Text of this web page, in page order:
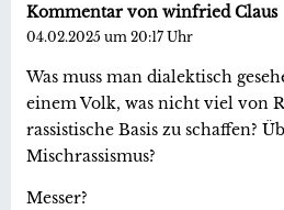
Kommentar von winfried Claus
04.02.2025 um 20:17 Uhr
Was muss man dialektisch
einem Volk, was nicht viel von
rassistische Basis zu schaffen?
Mischrassismus?
Messer?